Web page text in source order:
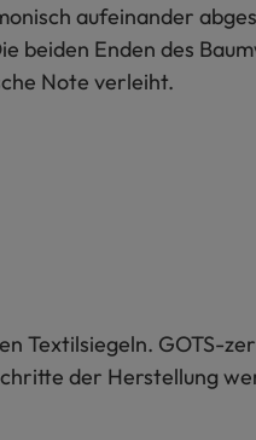
aufeinander
beiden Enden des
Note verleiht.
Textilsiegeln. GOTS-
der Herstellung